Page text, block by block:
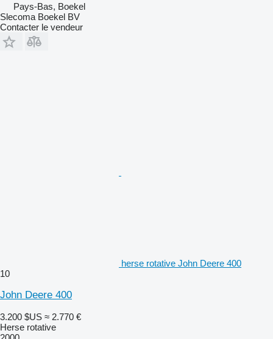
Pays-Bas, Boekel
Slecoma Boekel BV
Contacter le vendeur
herse rotative John Deere 400
10
John Deere 400
3.200 $US ≈ 2.770 €
Herse rotative